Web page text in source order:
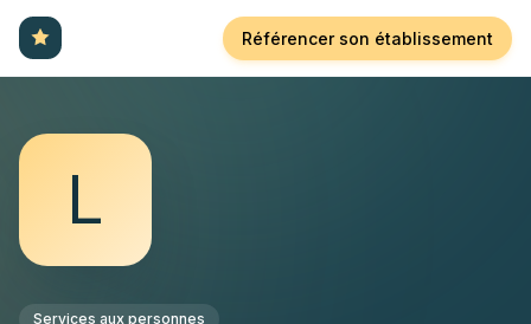
Référencer son établissement
L
Services aux personnes